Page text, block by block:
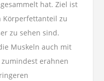
hat. Ziel ist
Körperfettanteil zu
zu sehen sind.
Muskeln auch mit
erahnen